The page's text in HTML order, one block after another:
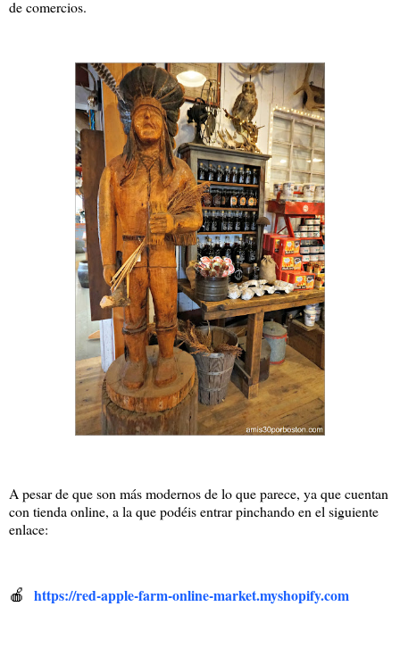
de comercios.
A pesar de que son más modernos de lo que parece, ya que cuentan
con tienda online, a la que podéis entrar pinchando en el siguiente
enlace:
🍎 https://red-apple-farm-online-market.myshopify.com